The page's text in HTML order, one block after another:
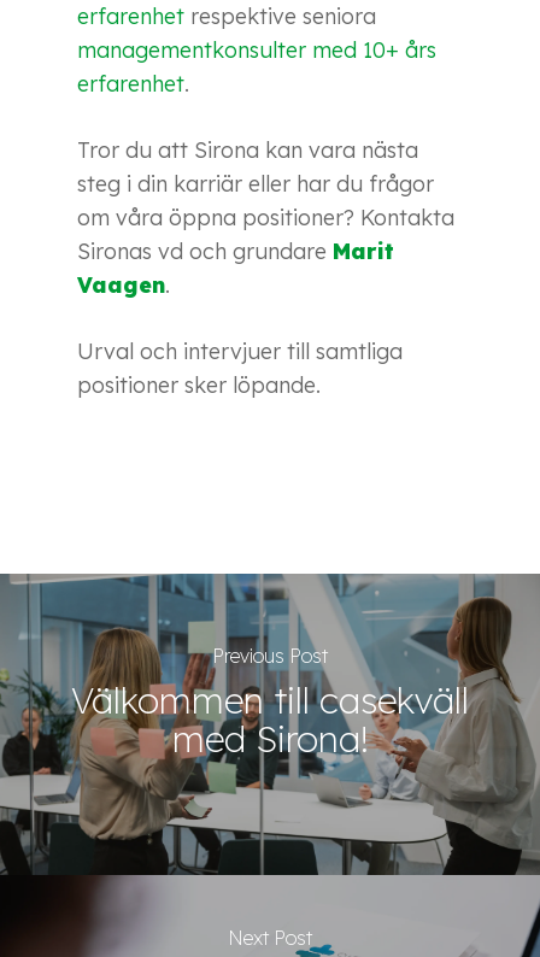
erfarenhet respektive seniora
managementkonsulter med 10+ års
erfarenhet.
Tror du att Sirona kan vara nästa
steg i din karriär eller har du frågor
om våra öppna positioner? Kontakta
Sironas vd och grundare Marit
Vaagen.
Urval och intervjuer till samtliga
positioner sker löpande.
Previous Post
Välkommen till casekväll
med Sirona!
Next Post